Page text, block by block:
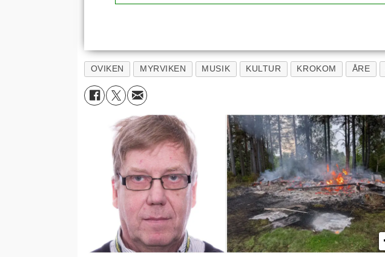
OVIKEN MYRVIKEN MUSIK KULTUR KROKOM ÅRE